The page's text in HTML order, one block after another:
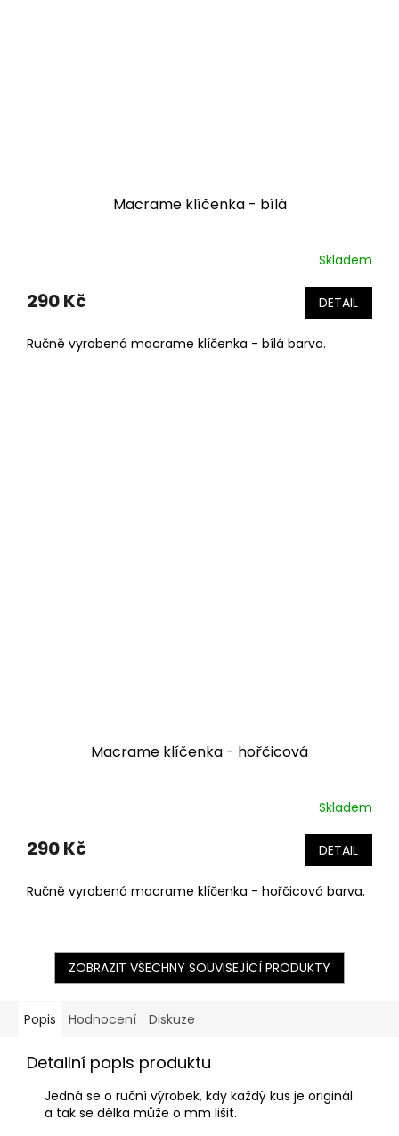
Macrame klíčenka - bílá
Skladem
290 Kč DETAIL
Ručně vyrobená macrame klíčenka - bílá barva.
Macrame klíčenka - hořčicová
Skladem
290 Kč DETAIL
Ručně vyrobená macrame klíčenka - hořčicová barva.
ZOBRAZIT VŠECHNY SOUVISEJÍCÍ PRODUKTY
Popis Hodnocení Diskuze
Detailní popis produktu
Jedná se o ruční výrobek, kdy každý kus je originál
a tak se délka může o mm lišit.